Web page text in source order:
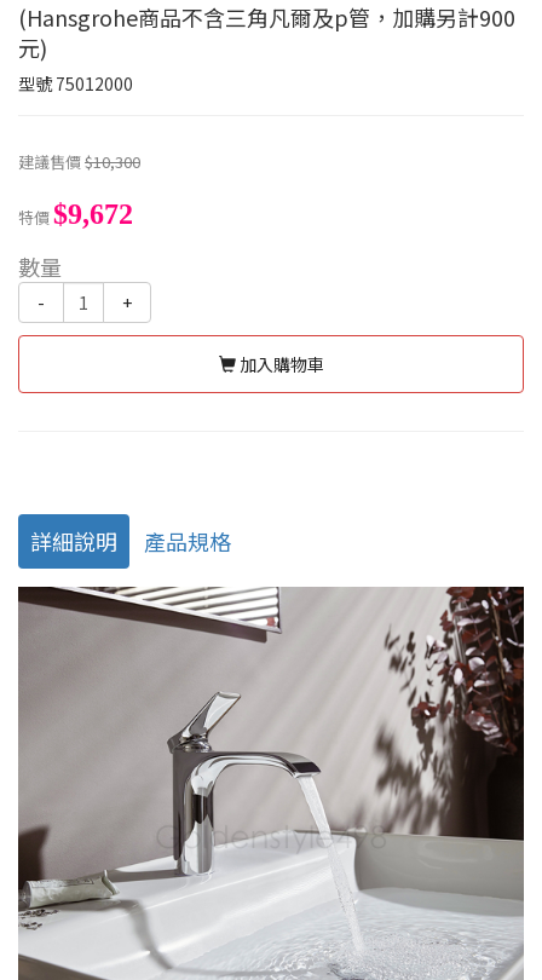
(Hansgrohe商品不含三角凡爾及p管，加購另計900
元)
型號75012000
建議售價$10,300
特價$9,672
數量
- +
加入購物車
詳細說明 產品規格